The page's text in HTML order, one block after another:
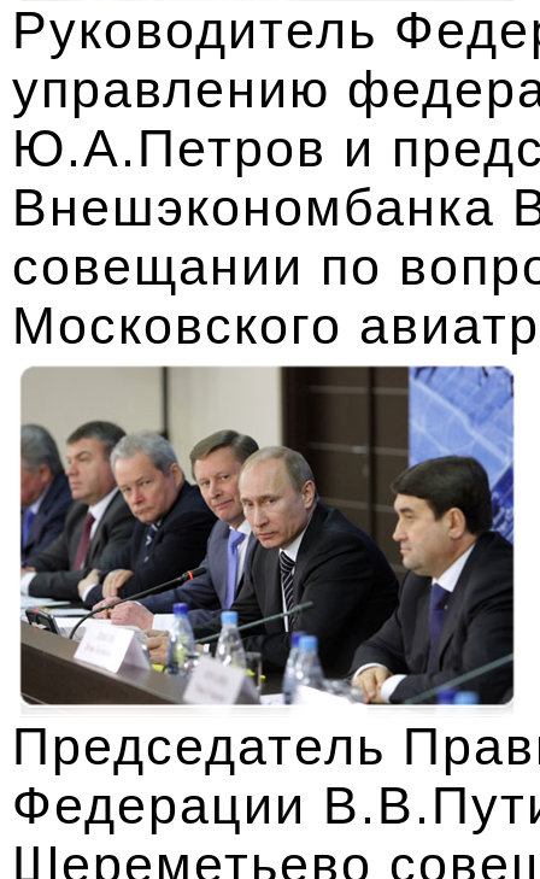
Руководитель
управлению
Ю.А.Петров и
Внешэкономбанка
совещании по
Московского
Председатель
Федерации
Шереметьево